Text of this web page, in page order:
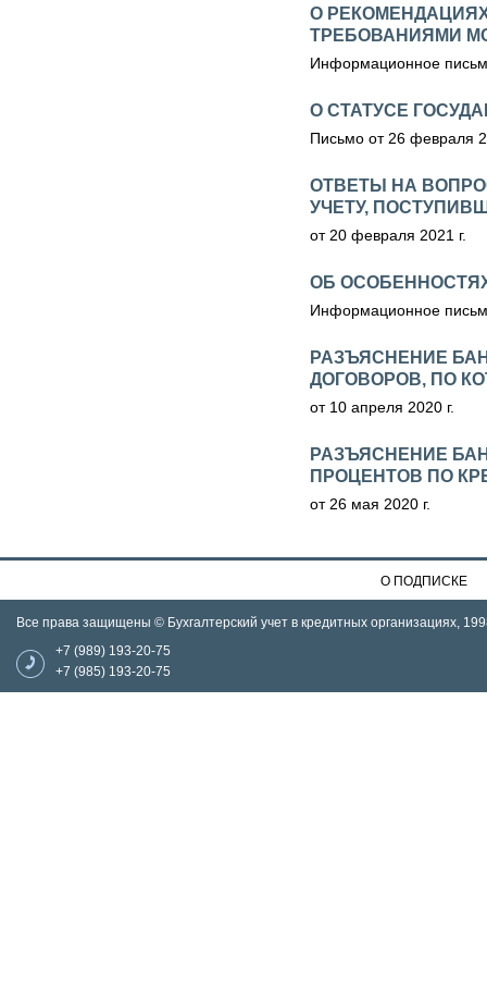
О
ТРЕБОВАНИЯМИ
Информационное
О СТАТУСЕ
Письмо от 26 февраля
ОТВЕТЫ НА
УЧЕТУ,
от 20 февраля 2021 г.
ОБ
Информационное
РАЗЪЯСНЕНИЕ
ДОГОВОРОВ, ПО
от 10 апреля 2020 г.
РАЗЪЯСНЕНИЕ
ПРОЦЕНТОВ ПО
от 26 мая 2020 г.
О ПОДПИСКЕ
Все права защищены © Бухгалтерский учет в кредитных организациях,
+7 (989) 193-20-75
+7 (985) 193-20-75